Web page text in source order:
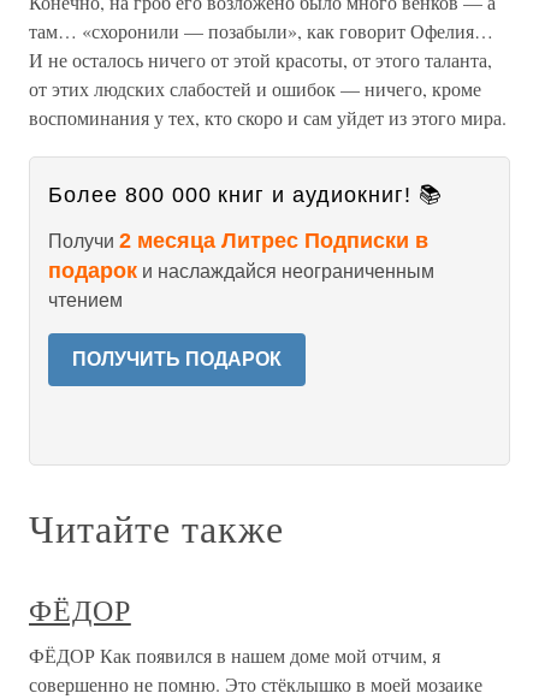
там… «схоронили — позабыли», как говорит Офелия…
И не осталось ничего от этой красоты, от этого таланта,
от этих людских слабостей и ошибок — ничего, кроме
воспоминания у тех, кто скоро и сам уйдет из этого мира.
Более 800 000 книг и аудиокниг! 📚
Получи 2 месяца Литрес Подписки в
подарок и наслаждайся неограниченным
чтением
ПОЛУЧИТЬ ПОДАРОК
Читайте также
ФЁДОР
ФЁДОР Как появился в нашем доме мой отчим, я
совершенно не помню. Это стёклышко в моей мозаике